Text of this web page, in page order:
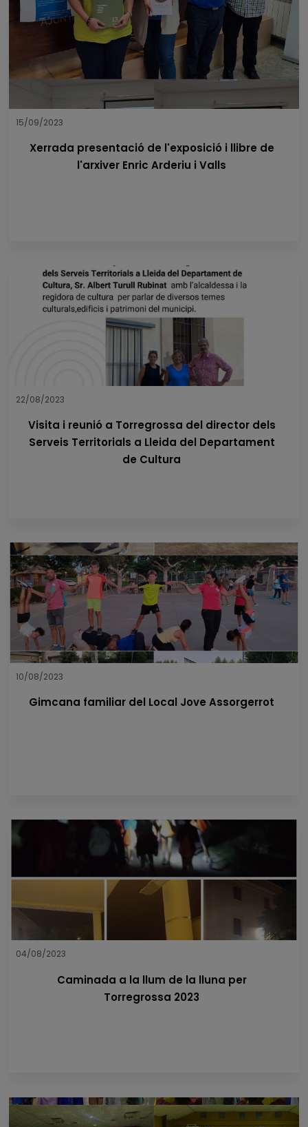
15/09/2023
Xerrada presentació de l'exposició i llibre de
l'arxiver Enric Arderiu i Valls
22/08/2023
Visita i reunió a Torregrossa del director dels
Serveis Territorials a Lleida del Departament
de Cultura
10/08/2023
Gimcana familiar del Local Jove Assorgerrot
04/08/2023
Caminada a la llum de la lluna per
Torregrossa 2023